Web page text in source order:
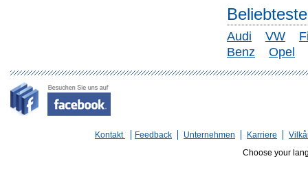
Audi VW
Benz
Opel
Kontakt Feedback Unternehmen Karriere
Choose your